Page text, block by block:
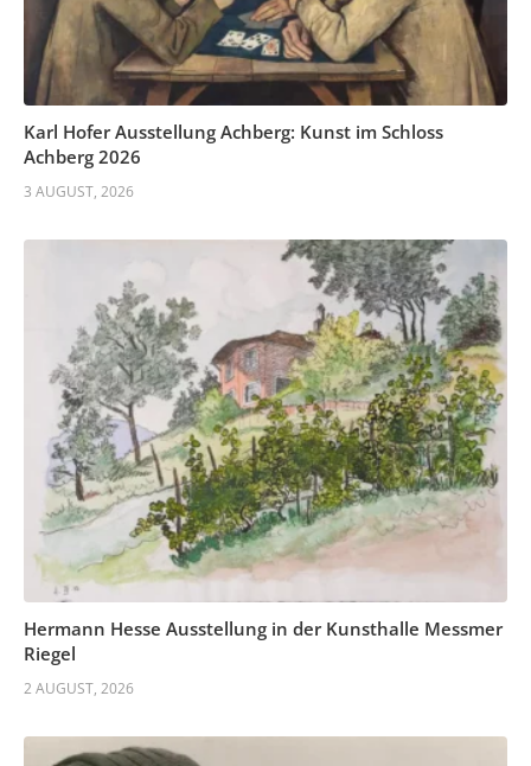
Karl Hofer Ausstellung Achberg: Kunst im Schloss
Achberg 2026
3 AUGUST, 2026
Hermann Hesse Ausstellung in der Kunsthalle Messmer
Riegel
2 AUGUST, 2026